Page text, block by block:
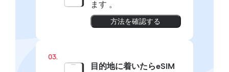
ます 。
方法を確認する
03.
目的地に着いたらeSIM